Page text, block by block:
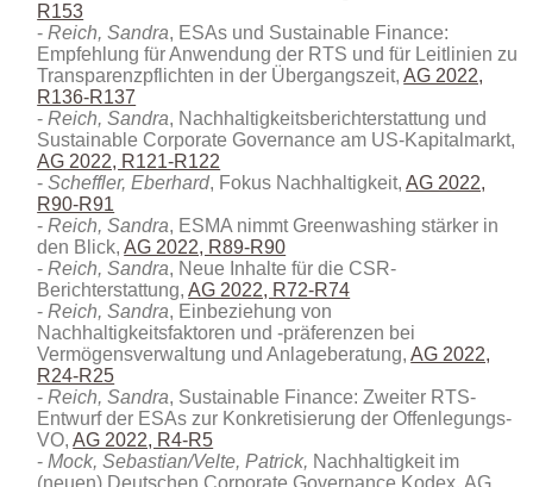
R153
Reich, Sandra, ESAs und Sustainable Finance:
Empfehlung für Anwendung der RTS und für Leitlinien zu
Transparenzpflichten in der Übergangszeit,AG 2022,
R136-R137
Reich, Sandra, Nachhaltigkeitsberichterstattung und
Sustainable Corporate Governance am US-Kapitalmarkt,
AG 2022, R121-R122
Scheffler, Eberhard, Fokus Nachhaltigkeit,AG 2022,
R90-R91
Reich, Sandra, ESMA nimmt Greenwashing stärker in
den Blick,AG 2022, R89-R90
Reich, Sandra, Neue Inhalte für die CSR-
Berichterstattung,AG 2022, R72-R74
Reich, Sandra, Einbeziehung von
Nachhaltigkeitsfaktoren und -präferenzen bei
Vermögensverwaltung und Anlageberatung,AG 2022,
R24-R25
Reich, Sandra, Sustainable Finance: Zweiter RTS-
Entwurf der ESAs zur Konkretisierung der Offenlegungs-
VO,AG 2022, R4-R5
Mock, Sebastian/Velte, Patrick, Nachhaltigkeit im